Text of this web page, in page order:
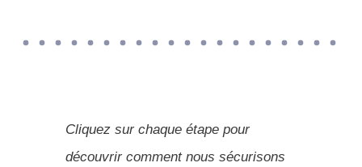
Cliquez sur chaque étape pour
découvrir comment nous sécurisons